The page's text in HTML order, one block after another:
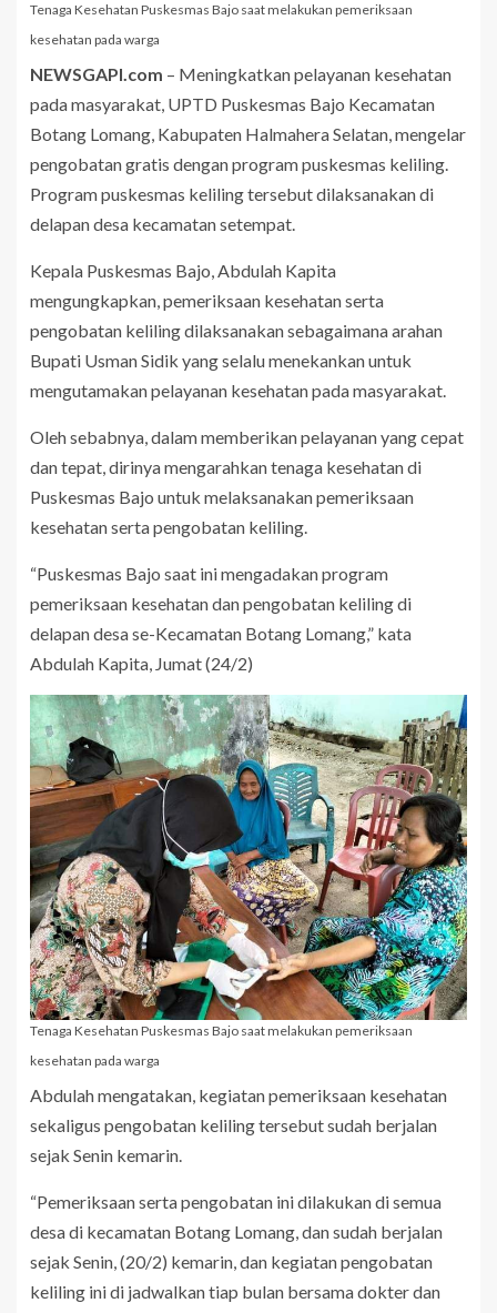
Tenaga Kesehatan Puskesmas Bajo saat melakukan pemeriksaan
kesehatan pada warga
NEWSGAPI.com – Meningkatkan pelayanan kesehatan
pada masyarakat, UPTD Puskesmas Bajo Kecamatan
Botang Lomang, Kabupaten Halmahera Selatan, mengelar
pengobatan gratis dengan program puskesmas keliling.
Program puskesmas keliling tersebut dilaksanakan di
delapan desa kecamatan setempat.
Kepala Puskesmas Bajo, Abdulah Kapita
mengungkapkan, pemeriksaan kesehatan serta
pengobatan keliling dilaksanakan sebagaimana arahan
Bupati Usman Sidik yang selalu menekankan untuk
mengutamakan pelayanan kesehatan pada masyarakat.
Oleh sebabnya, dalam memberikan pelayanan yang cepat
dan tepat, dirinya mengarahkan tenaga kesehatan di
Puskesmas Bajo untuk melaksanakan pemeriksaan
kesehatan serta pengobatan keliling.
“Puskesmas Bajo saat ini mengadakan program
pemeriksaan kesehatan dan pengobatan keliling di
delapan desa se-Kecamatan Botang Lomang,” kata
Abdulah Kapita, Jumat (24/2)
Tenaga Kesehatan Puskesmas Bajo saat melakukan pemeriksaan
kesehatan pada warga
Abdulah mengatakan, kegiatan pemeriksaan kesehatan
sekaligus pengobatan keliling tersebut sudah berjalan
sejak Senin kemarin.
“Pemeriksaan serta pengobatan ini dilakukan di semua
desa di kecamatan Botang Lomang, dan sudah berjalan
sejak Senin, (20/2) kemarin, dan kegiatan pengobatan
keliling ini di jadwalkan tiap bulan bersama dokter dan